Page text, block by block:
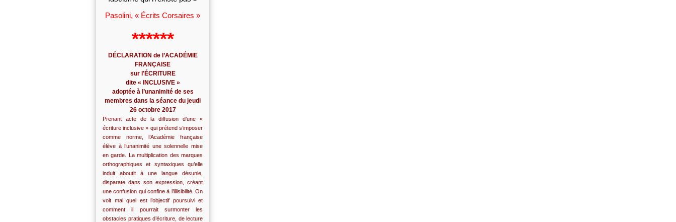
Pasolini, « Écrits Corsaires »
******
DÉCLARATION de l’ACADÉMIE
FRANÇAISE
sur l'ÉCRITURE
dite « INCLUSIVE »
adoptée à l’unanimité de ses
membres dans la séance du jeudi
26 octobre 2017
Prenant acte de la diffusion d’une «
écriture inclusive » qui prétend s’imposer
comme norme, l’Académie française
élève à l’unanimité une solennelle mise
en garde. La multiplication des marques
orthographiques et syntaxiques qu’elle
induit aboutit à une langue désunie,
disparate dans son expression, créant
une confusion qui confine à l’illisibilité. On
voit mal quel est l’objectif poursuivi et
comment il pourrait surmonter les
obstacles pratiques d’écriture, de lecture